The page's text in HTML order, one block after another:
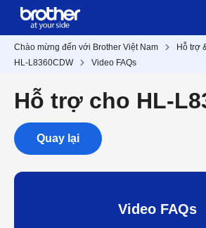
Chào mừng đến với Brother Việt Nam
Hỗ trợ
HL-L8360CDW
Video FAQs
Hỗ trợ cho HL-
Quay lại
Video FAQs